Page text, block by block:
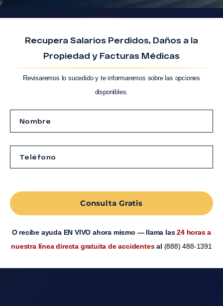
Recupera Salarios Perdidos, Daños a la
Propiedad y Facturas Médicas
Revisaremos lo sucedido y te informaremos sobre las opciones
disponibles.
Consulta Gratis
O recibe ayuda EN VIVO ahora mismo — llama las24 horas a
nuestra línea directa gratuita de accidentesal (888) 488-1391